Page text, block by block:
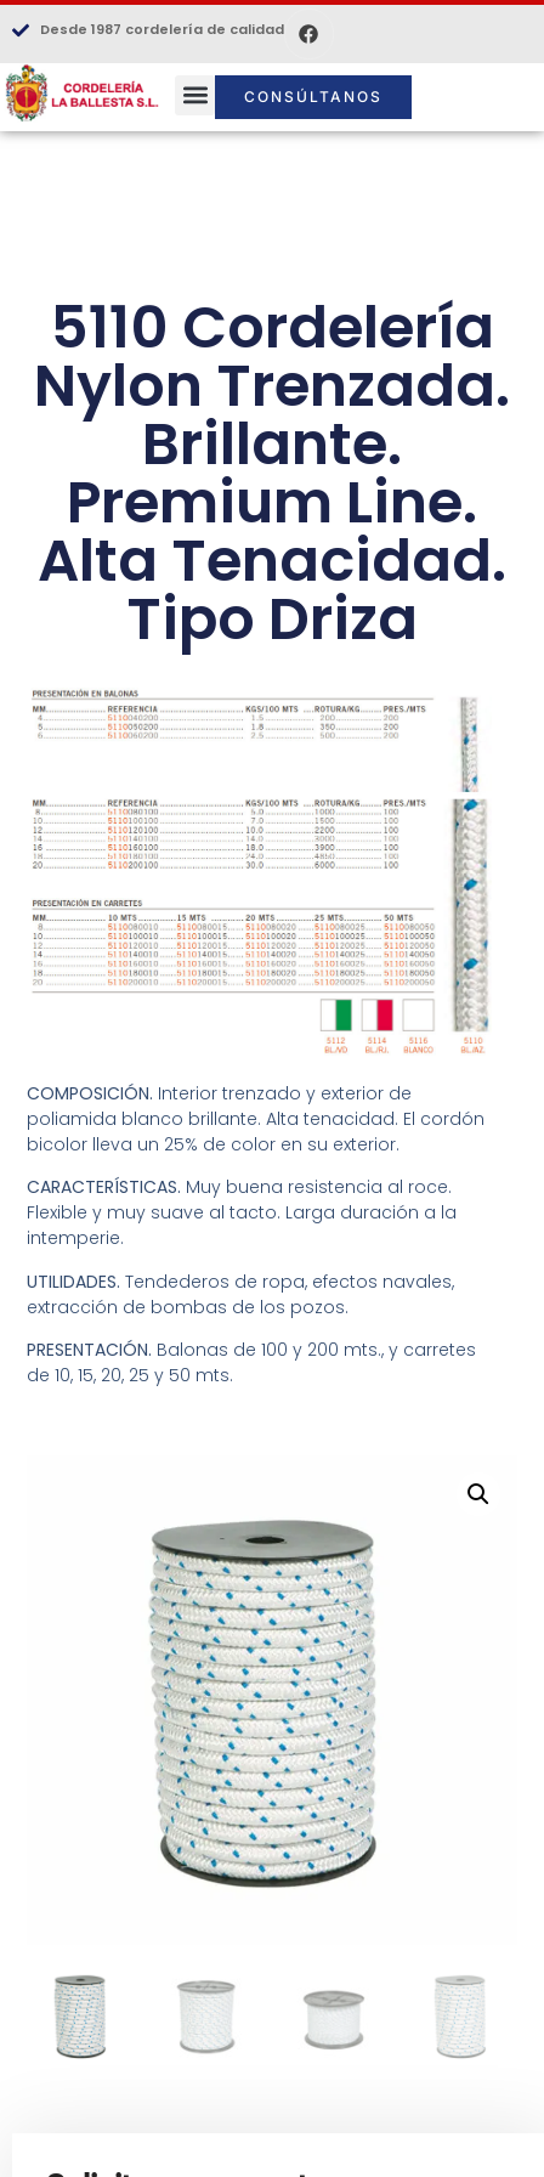
Desde 1987 cordelería de calidad
CONSÚLTANOS
5110 Cordelería
Nylon Trenzada.
Brillante.
Premium Line.
Alta Tenacidad.
Tipo Driza
COMPOSICIÓN. Interior trenzado y exterior de
poliamida blanco brillante. Alta tenacidad. El cordón
bicolor lleva un 25% de color en su exterior.
CARACTERÍSTICAS. Muy buena resistencia al roce.
Flexible y muy suave al tacto. Larga duración a la
intemperie.
UTILIDADES. Tendederos de ropa, efectos navales,
extracción de bombas de los pozos.
PRESENTACIÓN. Balonas de 100 y 200 mts., y carretes
de 10, 15, 20, 25 y 50 mts.